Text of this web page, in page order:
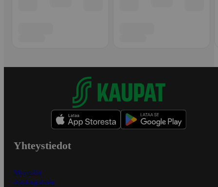
Yhteystiedot
Myymälät
Asiakaspalvelu